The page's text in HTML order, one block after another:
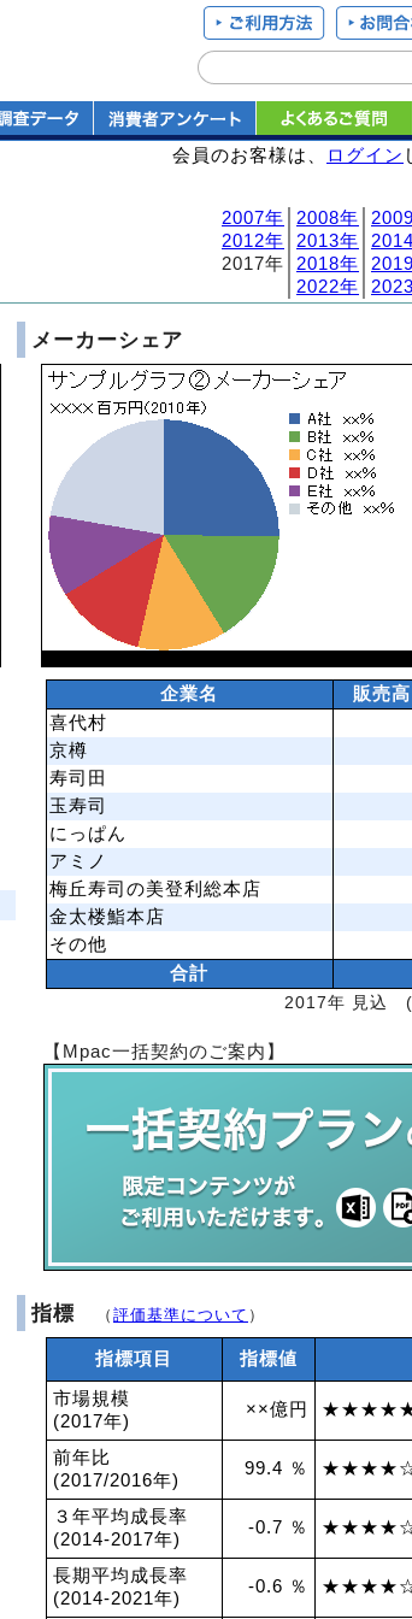
会員のお客様は、 ログイン
2007年 2008年
2012年
2013年
2017年│ 2018年
2022年
メーカーシェア
企業名 販売
喜代村
京樽
寿司田
玉寿司
にっぱん
アミノ
梅丘寿司の美登利総本店
金太楼鮨本店
その他
合計
2017年 見込 (
【Mpac一括契約のご案内】
指標 （ 評価基準について ）
指標項目 指標値
市場規模
(2017年)
××億円
前年比
(2017/2016年)
99.4 ％
３年平均成長率
(2014-2017年)
-0.7 ％
長期平均成長率
(2014-2021年)
-0.6 ％